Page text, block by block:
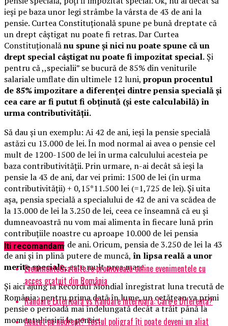
ieși pe baza unor legi strâmbe la vârsta de 43 de ani la
pensie. Curtea Constituțională spune pe bună dreptate că
un drept câștigat nu poate fi retras. Dar Curtea
Constituționalănu spune și nici nu poate spune că un
drept special câștigat nu poate fi impozitat special. Și
pentru că ,,specialii” se bucură de 85% din veniturile
salariale umflate din ultimele 12 luni, propun procentul
de 85% impozitare a diferenței dintre pensia specială și
cea care ar fi putut fi obținută (și este calculabilă) în
urma contributivității.
Să dau și un exemplu: Ai 42 de ani, ieși la pensie specială
astăzi cu 13.000 de lei. În mod normal ai avea o pensie cel
mult de 1200-1500 de lei în urma calculului acesteia pe
baza contributivității. Prin urmare, n-ai decât să ieși la
pensie la 43 de ani, dar vei primi: 1500 de lei (în urma
contributivității) + 0,15*11.500 lei (=1,725 de lei). Și uita
așa, pensia specială a specialului de 42 de ani va scădea de
la 13.000 de lei la 3.250 de lei, ceea ce înseamnă că eu și
dumneavoastră nu vom mai alimenta în fiecare lună prin
contribuțiile noastre cu aproape 10.000 de lei pensia
specialului de 43 de ani. Oricum, pensia de 3.250 de lei la 43
de ani și în plină putere de muncă, în lipsa reală a unor
merite speciale,este mult prea mare.
Și aici ajung la Recordul Mondial înregistrat luna trecută de
România: pentru prima dată în lume, un cetățean va primi
pensie o perioadă mai îndelungată decât a trăit până la
momentul ieșirii la pensie.
Iti recomandam
EvenimenteGratuite.ro promovează online evenimentele cu
acces gratuit din România
Randare Exterioară vs Randare Interioară: Care e Diferența?
Acuzat pe nedrept? Testul poligraf îţi poate deveni un aliat